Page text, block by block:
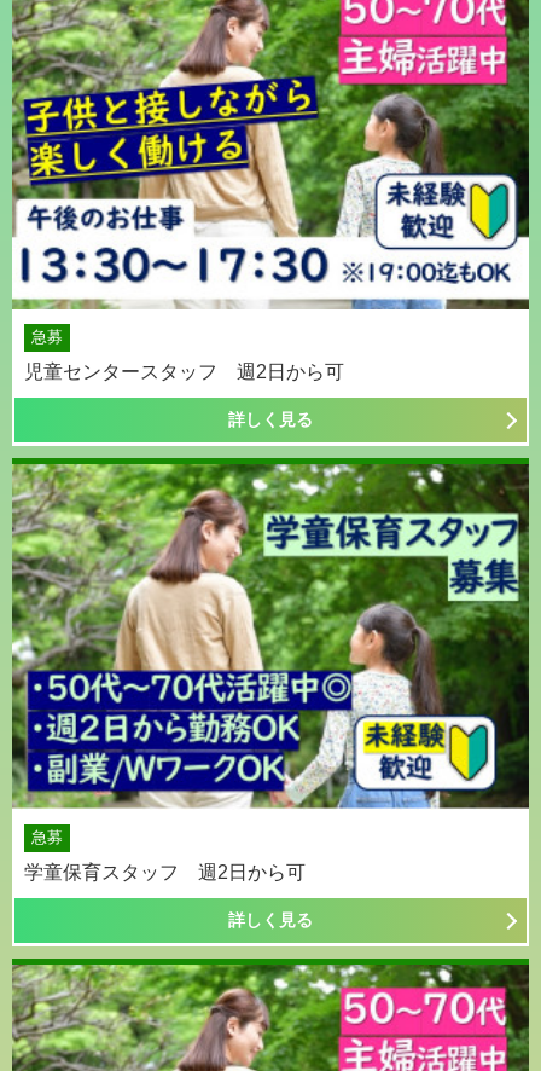
急募
児童センタースタッフ 週2日から可
詳しく見る
急募
学童保育スタッフ 週2日から可
詳しく見る